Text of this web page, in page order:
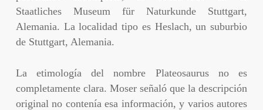
Staatliches Museum für Naturkunde Stuttgart,
Alemania. La localidad tipo es Heslach, un suburbio
de Stuttgart, Alemania.
La etimología del nombre Plateosaurus no es
completamente clara. Moser señaló que la descripción
original no contenía esa información, y varios autores